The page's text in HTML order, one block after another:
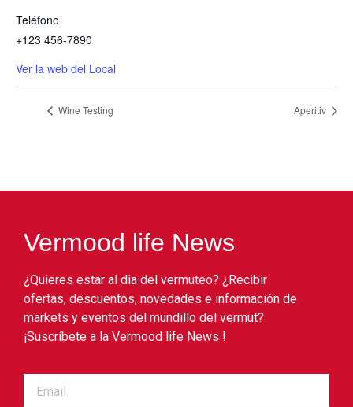
Teléfono
+123 456-7890
Ver la web del Local
Wine Testing Aperitiv
Vermood life News
¿Quieres estar al dia del vermuteo? ¿Recibir
ofertas, descuentos, novedades e información de
markets y eventos del mundillo del vermut?
¡Suscríbete a la Vermood life News !